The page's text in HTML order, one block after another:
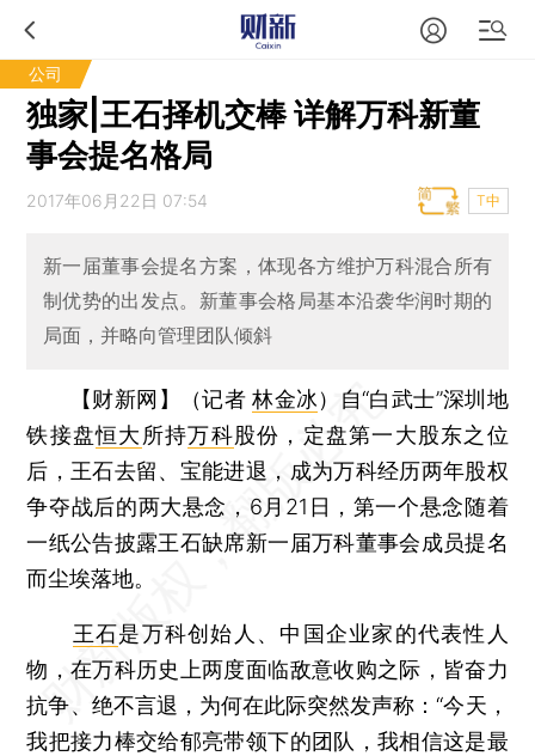
公司
独家|王石择机交棒 详解万科新董
事会提名格局
2017年06月22日 07:54 T中
新一届董事会提名方案，体现各方维护万科混合所有
制优势的出发点。新董事会格局基本沿袭华润时期的
局面，并略向管理团队倾斜
【财新网】（记者林金冰）
自“白武士”深圳地
铁接盘恒大 所持万科股份，定盘第一大股东之位
后，王石去留、宝能进退，成为万科经历两年股权
争夺战后的两大悬念，6月21日，第一个悬念随着
一纸公告披露王石缺席新一届万科董事会成员提名
而尘埃落地。
王石是万科创始人、中国企业家的代表性人
物，在万科历史上两度面临敌意收购之际，皆奋力
抗争、绝不言退，为何在此际突然发声称：“今天，
我把接力棒交给郁亮带领下的团队，我相信这是最